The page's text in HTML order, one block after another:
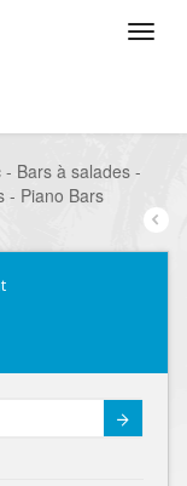
Bars à salades -
- Piano Bars